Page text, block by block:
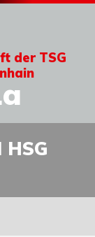
der TSG
HSG